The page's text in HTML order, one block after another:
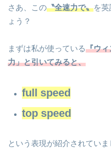
さあ、この〝全速力で〟を
ょう？
まずは私が使っている『ウィ
力」と引いてみると、
full speed
top speed
という表現が紹介されていま